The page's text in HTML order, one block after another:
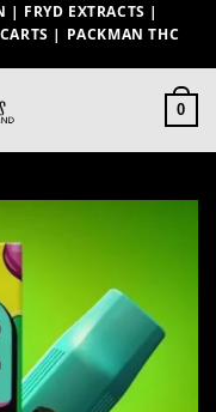
| FRYD EXTRACTS |
| PACKMAN THC
0